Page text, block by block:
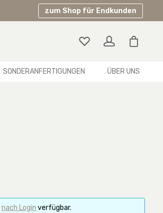
zum Shop für Endkunden
SONDERANFERTIGUNGEN ÜBER UNS
nach Login verfügbar.